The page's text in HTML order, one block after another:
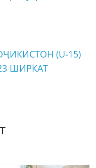
(U-15)
ШИРКАТ